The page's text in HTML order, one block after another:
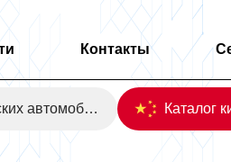
Контакты
Каталог корейских автомобилей